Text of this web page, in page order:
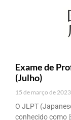
Exame de
(Julho)
15 de março de 2023
O JLPT
conhecido como